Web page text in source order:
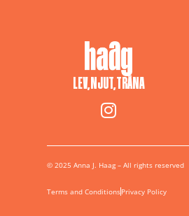
LEV, NJUT, TRÄNA
© 2025 Anna J. Haag – All rights reserved
Terms and ConditionsPrivacy Policy